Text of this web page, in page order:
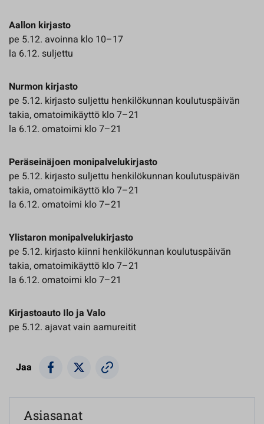
Aallon kirjasto
pe 5.12. avoinna klo 10–17
la 6.12. suljettu
Nurmon kirjasto
pe 5.12. kirjasto suljettu henkilökunnan koulutuspäivän
takia, omatoimikäyttö klo 7–21
la 6.12. omatoimi klo 7–21
Peräseinäjoen monipalvelukirjasto
pe 5.12. kirjasto suljettu henkilökunnan koulutuspäivän
takia, omatoimikäyttö klo 7–21
la 6.12. omatoimi klo 7–21
Ylistaron monipalvelukirjasto
pe 5.12. kirjasto kiinni henkilökunnan koulutuspäivän
takia, omatoimikäyttö klo 7–21
la 6.12. omatoimi klo 7–21
Kirjastoauto Iloja Valo
pe 5.12. ajavat vain aamureitit
Jaa
Asiasanat